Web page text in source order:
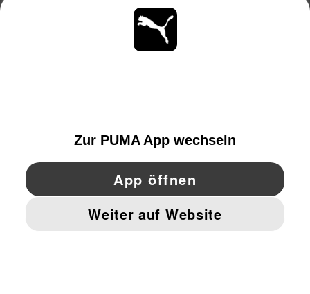
BLEIBE IMMER AUF DEM LAUFENDEN
YouTube Pinterest
IMPRESSUM UND RECHTLICHE HINWEISE